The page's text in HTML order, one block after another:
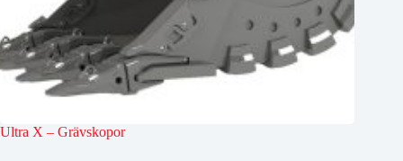
Ultra X – Grävskopor